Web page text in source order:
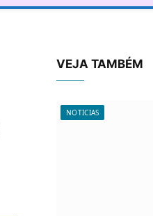
VEJA TAMBÉM
NOTICIAS